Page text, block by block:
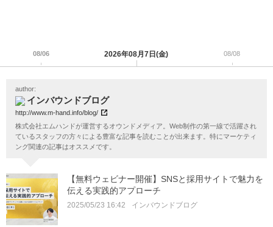
08/06 2026年08月7日(金) 08/08
author:
インバウンドブログ
http://www.m-hand.info/blog/
株式会社エムハンドが運営するオウンドメディア。Web制作の第一線で活躍され
ているスタッフの方々による豊富な記事を読むことが出来ます。特にマーケティ
ング関連の記事はオススメです。
【無料ウェビナー開催】SNSと採用サイトで魅力を
伝える実践的アプローチ
2025/05/23 16:42 インバウンドブログ